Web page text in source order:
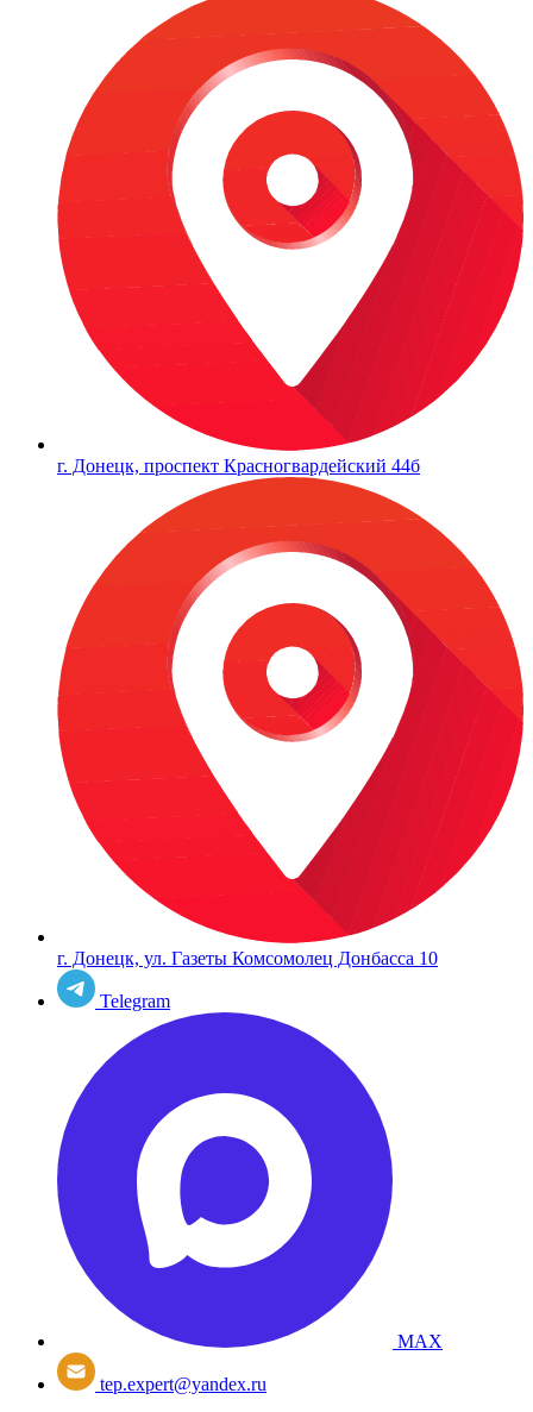
г. Донецк, проспект Красногвардейский 44б
г. Донецк, ул. Газеты Комсомолец Донбасса 10
Telegram
MAX
tep.expert@yandex.ru